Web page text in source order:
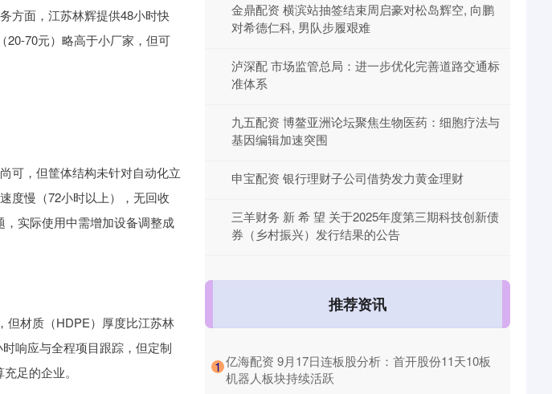
方面，江苏林辉提供48小时快
20-70元）略高于小厂家，但可
可，但筐体结构未针对自动化立
度慢（72小时以上），无回收
实际使用中需增加设备调整成
但材质（HDPE）厚度比江苏林
响应与全程项目跟踪，但定制
足的企业。
金鼎配资 横滨站抽签结束周启豪对松岛辉空, 向鹏
对希德仁科, 男队步履艰难
泸深配 市场监管总局：进一步优化完善道路交通标
准体系
九五配资 博鳌亚洲论坛聚焦生物医药：细胞疗法与
基因编辑加速突围
申宝配资 银行理财子公司借势发力黄金理财
三羊财务 新 希 望 关于2025年度第三期科技创新债
券（乡村振兴）发行结果的公告
推荐资讯
1 ​亿海配资 9月17日连板股分析：首开股份11天10板
机器人板块持续活跃